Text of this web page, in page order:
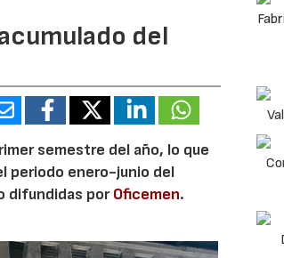
del
semestre del año, lo que
periodo enero-junio del
difundidas porOficemen.